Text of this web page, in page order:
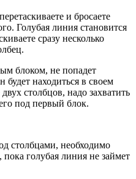
и бросаете
Голубая линия становится
сразу несколько
блоком, не попадет
будет находиться в своем
столбцов, надо захватить
под первый блок.
столбцами, необходимо
голубая линия не займет